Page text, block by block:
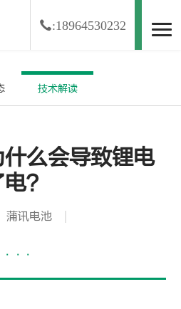
:18964530232
技术解读
么会导致锂电
？
蒲讯电池
···